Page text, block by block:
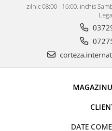
zilnic 08:00 - 16:00, inchis
DATE